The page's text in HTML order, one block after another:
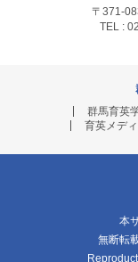
〒371-
TEL :
群馬育英
育英メデ
本
無断転